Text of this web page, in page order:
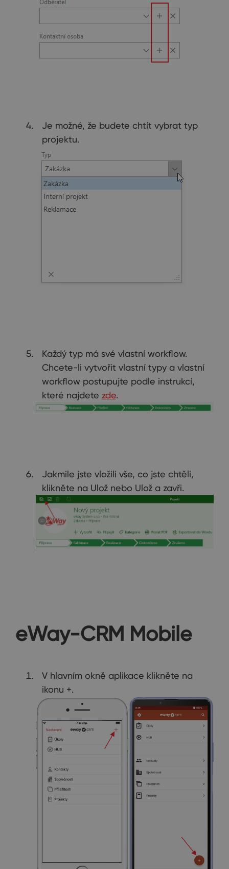
Je možné, že budete chtít vybrat typ
projektu.
Každý typ má své vlastní workflow.
Chcete-li vytvořit vlastní typy a vlastní
workflow postupujte podle instrukcí,
které najdete zde.
Jakmile jste vložili vše, co jste chtěli,
klikněte na Ulož nebo Ulož a zavři.
eWay-CRM Mobile
V hlavním okně aplikace klikněte na
ikonu +.